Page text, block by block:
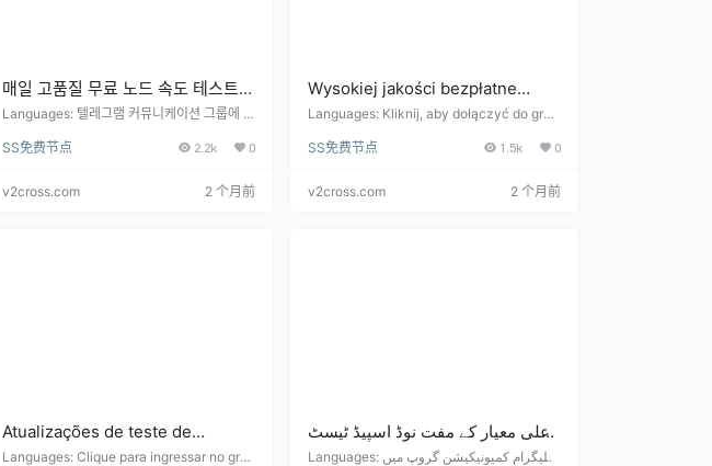
매일 고품질 무료 노드 속도 테스트
업데이트(6시간마다 업데이트)
Languages: 텔레그램 커뮤니케이션 그룹에 참
cket_android 무료 노드 및 구독 주소: 고품질
간마다 업데이트됩니다. 이 페이지에서는 누군
가가 실시간으로 각 노드의 속도를 수동으로 측
SS免费节点 2.2k 0
v2cross.com 2 个月前
Wysokiej jakości bezpłatne
aktualizacje testów szybkości
(aktualizowane co 6 godzin)
Languages: Kliknij, aby dołączyć do grup
t.me/shadowrocket_android Bezpłatny a
i węzły są codziennie aktualizowane w c
zas…
SS免费节点 1.5k 0
v2cross.com 2 个月前
Atualizações de teste de
velocidade de nó gratuitas de
Languages: Clique para ingressar no grup
اعلی معیار کے مفت نوڈ اسپیڈ ٹیسٹ
کی تازہ کاری ہر روز (ہر 6 گھنٹے بعد
Languages: ٹیلیگرام کمیونیکیشن گروپ میں